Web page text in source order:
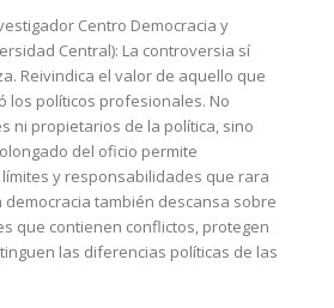
Centro Democracia y
Central): La controversia sí
Reivindica el valor de aquello que
los políticos profesionales. No
ni propietarios de la política, sino
del oficio permite
y responsabilidades que rara
democracia también descansa sobre
que contienen conflictos, protegen
las diferencias políticas de las